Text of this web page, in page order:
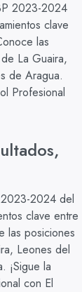
2023-2024 del
clave entre
las posiciones
Leones del
¡Sigue la
con El